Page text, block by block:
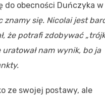
do obecności Duńczyka w
znamy się. Nicolai jest
że potrafi zdobywać
nam wynik, bo ja
ze swojej postawy, ale